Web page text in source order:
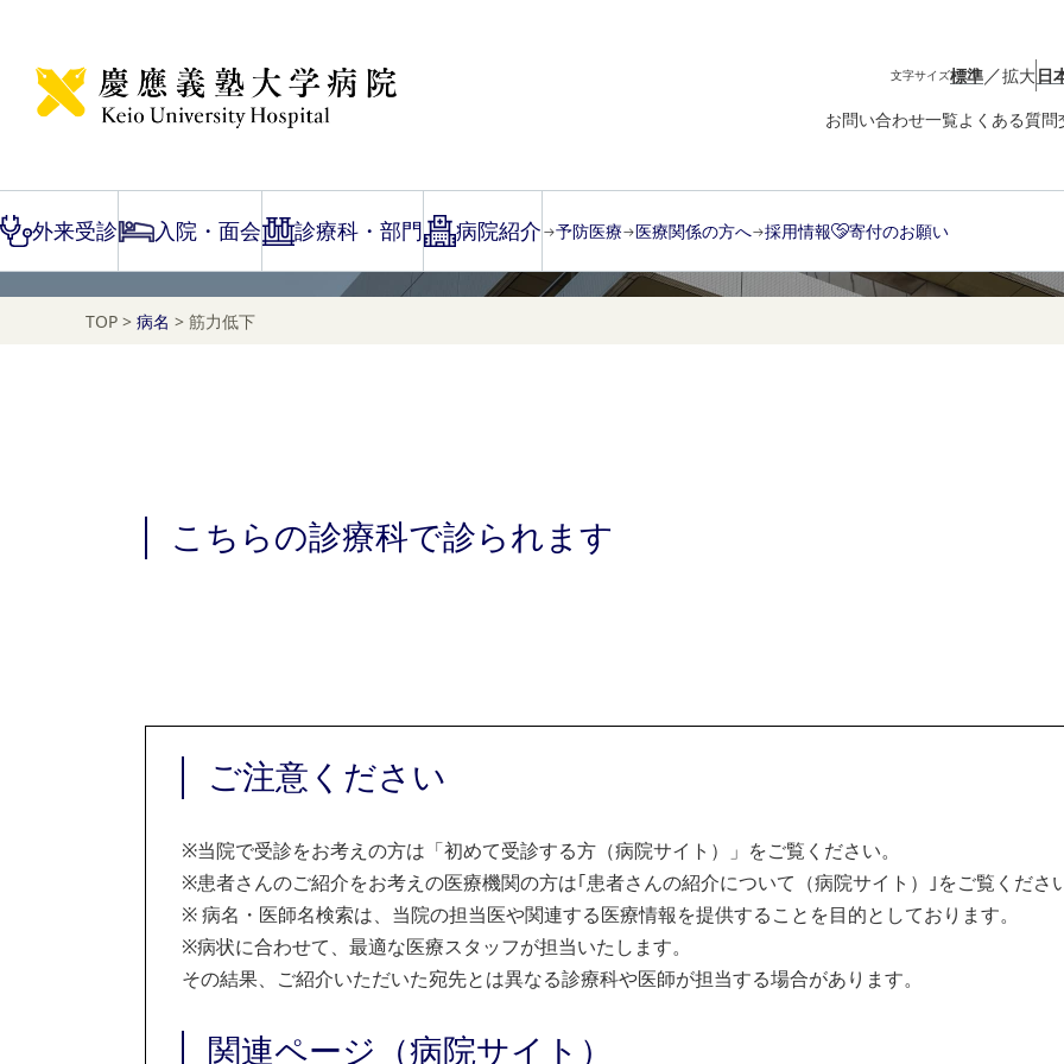
文字サイズ標準／拡大日
お問い合わせ一覧よくある質問
外来受診 入院・面会 診療科・部門 病院紹介 予防医療 医療関係の方へ 採用情報 寄付のお願い
Disease Name Search
TOP > 病名 > 筋力低下
こちらの診療科で診られます
ご注意ください
※当院で受診をお考えの方は「初めて受診する方（病院サイト）」をご覧ください。
※患者さんのご紹介をお考えの医療機関の方は｢患者さんの紹介について（病院サイト）｣をご覧くださ
※病名・医師名検索は、当院の担当医や関連する医療情報を提供することを目的としております。
※病状に合わせて、最適な医療スタッフが担当いたします。
その結果、ご紹介いただいた宛先とは異なる診療科や医師が担当する場合があります。
関連ページ（病院サイト）